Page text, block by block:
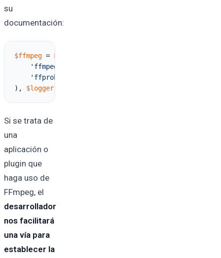
su
documentación:
$ffmpeg = FFMpeg\FFMpeg
'ffmpeg.binaries'
'ffprobe.binaries'
), $logger
Si se trata de
una
aplicación o
plugin que
haga uso de
FFmpeg, el
desarrollador
nos facilitará
una vía para
establecer la